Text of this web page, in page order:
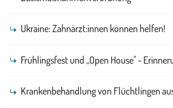
Ukraine: Zahnärzt:innen können helfen!
Frühlingsfest und „Open House" -
Krankenbehandlung von Flüchtlingen